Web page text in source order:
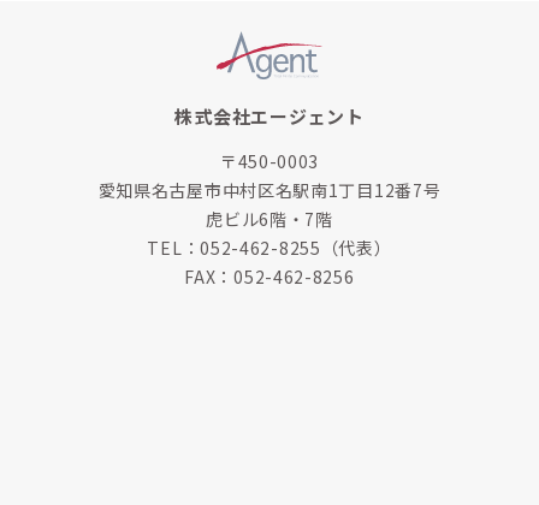
株式会社エージェント
〒450-0003
愛知県名古屋市中村区名駅南1丁目12番7号
虎ビル6階・7階
TEL：052-462-8255 （代表）
FAX：052-462-8256